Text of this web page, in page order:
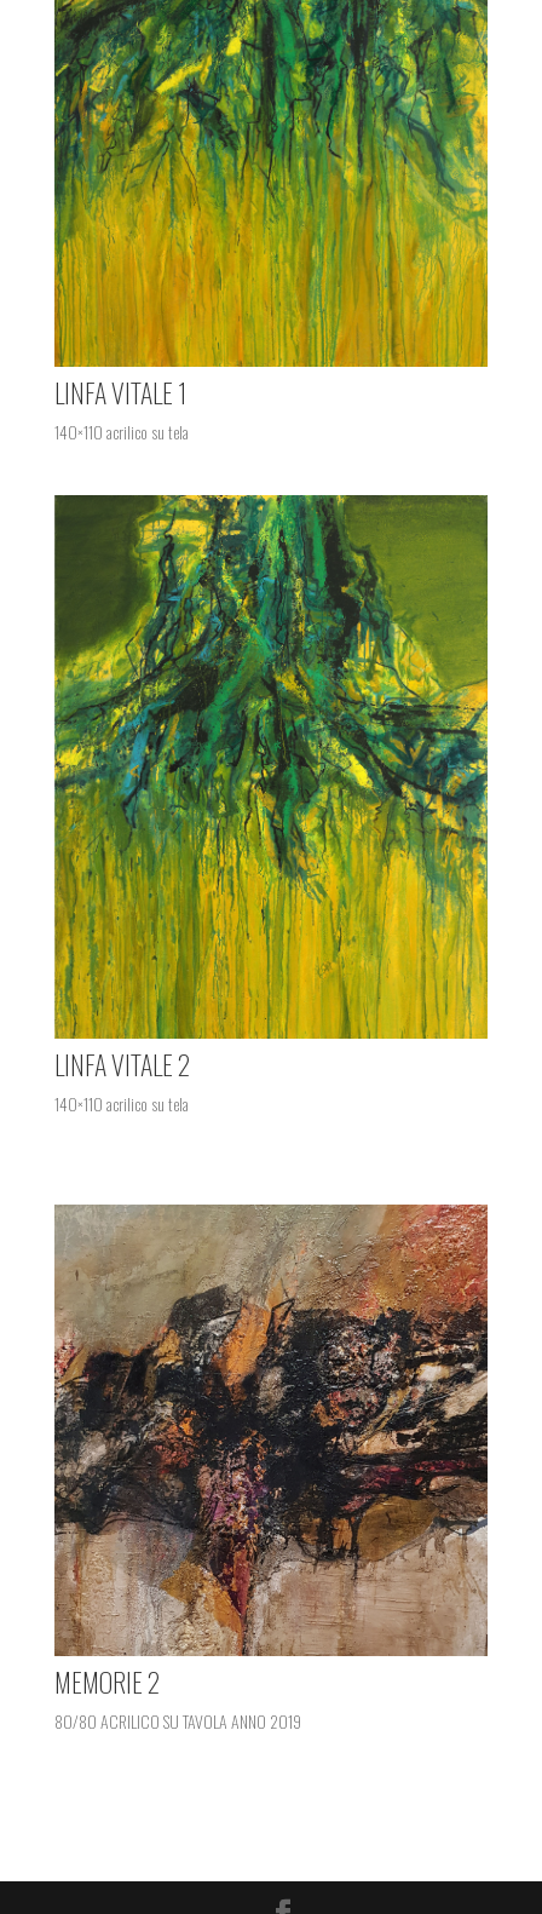
LINFA VITALE 1
140×110 acrilico su tela
LINFA VITALE 2
140×110 acrilico su tela
MEMORIE 2
80/80 ACRILICO SU TAVOLA ANNO 2019